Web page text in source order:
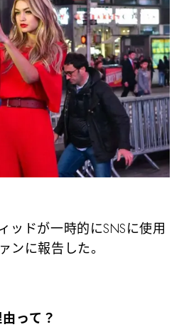
ッドが一時的にSNSに使用
ンに報告した。
って？